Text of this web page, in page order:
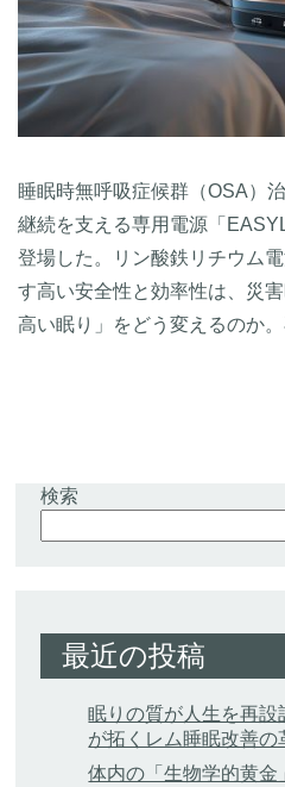
睡眠時無呼吸症候群（OSA）
継続を支える専用電源「
登場した。リン酸鉄リチウム
す高い安全性と効率性は、災
高い眠り」をどう変えるのか
検索
最近の投稿
眠りの質が人生を再
が拓くレム睡眠改善
体内の「生物学的黄金